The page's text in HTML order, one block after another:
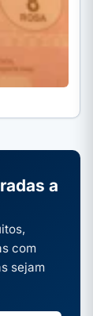
a
com
sejam